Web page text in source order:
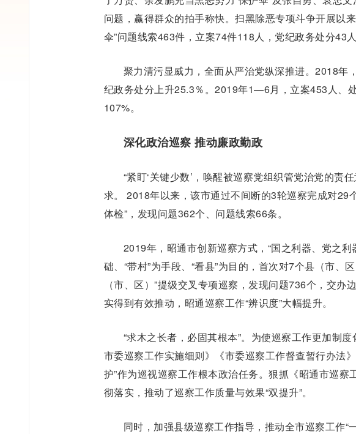
问题，赢得群众的拍手称快。扫黑除恶专项斗争开展以
伞”问题线索463件，立案74件118人，党纪政务处分43人
聚力清污显威力，全面从严治党纵深推进。2018年
纪政务处分上升25.3％。2019年1—6月，立案453人、
107%。
深化政治巡察 推动廉政勤政
“紧盯‘关键少数’，唤醒被巡察党组织管党治党的责
求。 2018年以来，该市通过不间断的3轮巡察完成对29
体检”，发现问题362个、问题线索66条。
2019年，昭通市创新巡察方式，“国之利器、党之利
础、“带村”为手段、“看县”为目的，首次对7个县（市、
（市、区）”提级交叉专项巡察，发现问题736个，交办
实得到有效推动，昭通巡察工作“辨识度”大幅提升。
“求木之长者，必固其根本”。为使巡察工作更加制
市委巡察工作实施细则》《市委巡察工作督查暂行办法
护”作为巡视巡察工作根本政治任务。狠抓《昭通市巡
彻落实，推动了巡察工作质量与效果“双提升”。
同时，加强县级巡察工作指导，推动全市巡察工作“